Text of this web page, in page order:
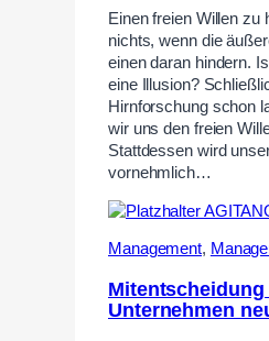
Einen freien Willen zu
nichts, wenn die
einen daran hindern.
eine Illusion?
Hirnforschung schon
wir uns den freien
Stattdessen wird
vornehmlich…
Management,
Mitentscheidung
Unternehmen